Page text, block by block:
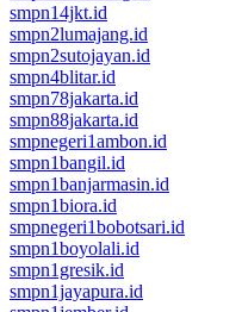
smpn14jkt.id
smpn2lumajang.id
smpn2sutojayan.id
smpn4blitar.id
smpn78jakarta.id
smpn88jakarta.id
smpnegeri1ambon.id
smpn1bangil.id
smpn1banjarmasin.id
smpn1biora.id
smpnegeri1bobotsari.id
smpn1boyolali.id
smpn1gresik.id
smpn1jayapura.id